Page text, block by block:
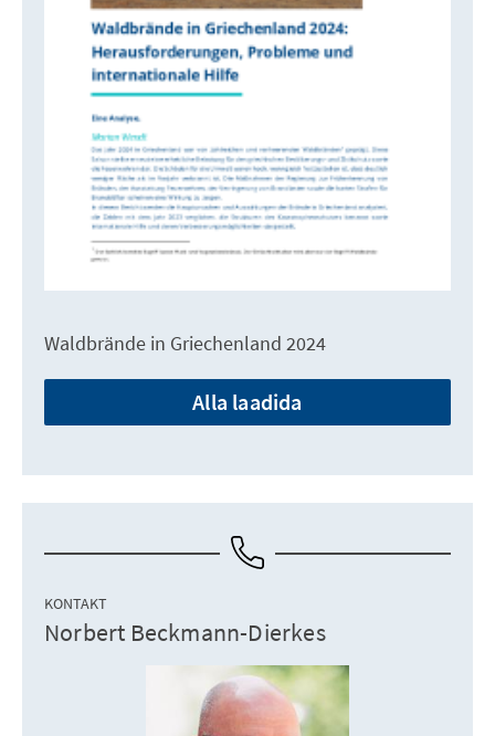
Waldbrände in Griechenland 2024
Alla laadida
KONTAKT
Norbert Beckmann-Dierkes